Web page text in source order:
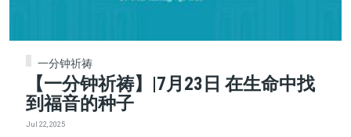
一分钟祈祷
【一分钟祈祷】|7月23日 在生命中找
到福音的种子
Jul 22, 2025